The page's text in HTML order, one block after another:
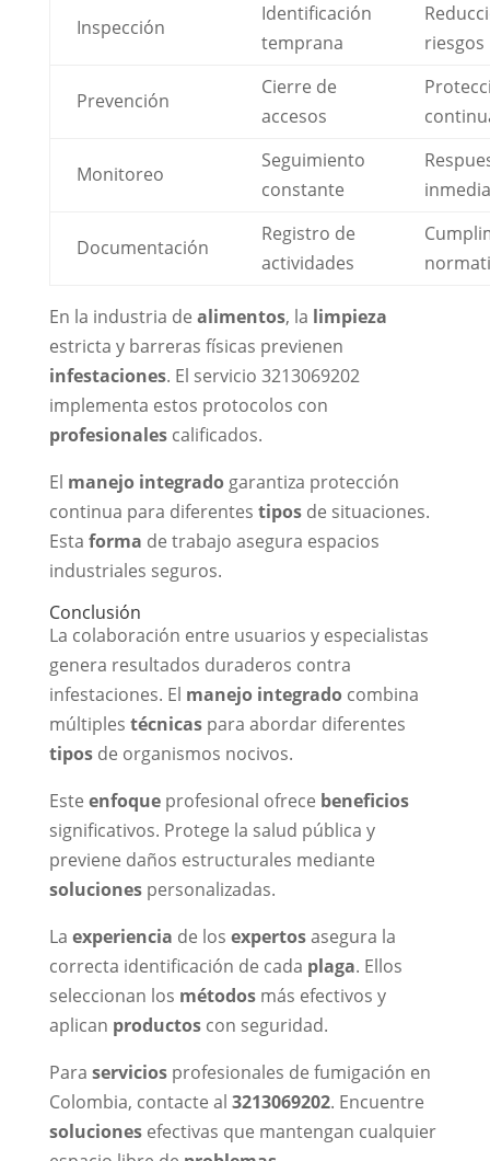
Inspección
Identificación
temprana
riesgos
Prevención
Cierre de
accesos
Monitoreo
Seguimiento
constante
Documentación
Registro de
actividades
En la industria de alimentos, la limpieza
estricta y barreras físicas previenen
infestaciones. El servicio 3213069202
implementa estos protocolos con
profesionalescalificados.
El manejo integradogarantiza protección
continua para diferentes tiposde situaciones.
Esta forma de trabajo asegura espacios
industriales seguros.
Conclusión
La colaboración entre usuarios y especialistas
genera resultados duraderos contra
infestaciones. El manejo integradocombina
múltiples técnicaspara abordar diferentes
tiposde organismos nocivos.
Este enfoqueprofesional ofrece beneficios
significativos. Protege la salud pública y
previene daños estructurales mediante
solucionespersonalizadas.
La experiencia de los expertosasegura la
correcta identificación de cada plaga. Ellos
seleccionan los métodosmás efectivos y
aplican productoscon seguridad.
Para serviciosprofesionales de fumigación en
Colombia, contacte al 3213069202. Encuentre
solucionesefectivas que mantengan cualquier